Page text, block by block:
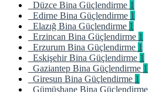
Düzce Bina Güçlendirme 1
Edirne Bina Güçlendirme 1
Elazığ Bina Güçlendirme 1
Erzincan Bina Güçlendirme 1
Erzurum Bina Güçlendirme 1
Eskişehir Bina Güçlendirme 1
Gaziantep Bina Güçlendirme 1
Giresun Bina Güçlendirme 1
Gümüşhane Bina Güçlendirme